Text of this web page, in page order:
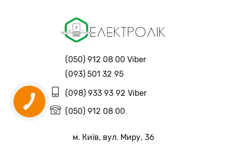
(050) 912 08 00 Viber
(093) 501 32 95
(098) 933 93 92 Viber
(050) 912 08 00
м. Київ, вул. Миру, 36